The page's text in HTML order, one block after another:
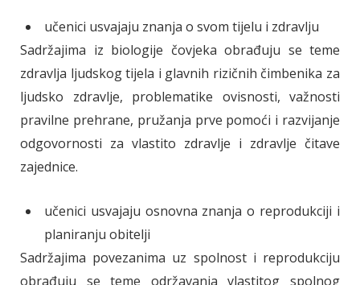
učenici usvajaju znanja o svom tijelu i zdravlju
Sadržajima iz biologije čovjeka obrađuju se teme
zdravlja ljudskog tijela i glavnih rizičnih čimbenika za
ljudsko zdravlje, problematike ovisnosti, važnosti
pravilne prehrane, pružanja prve pomoći i razvijanje
odgovornosti za vlastito zdravlje i zdravlje čitave
zajednice.
učenici usvajaju osnovna znanja o reprodukciji i
planiranju obitelji
Sadržajima povezanima uz spolnost i reprodukciju
obrađuju se teme održavanja vlastitog spolnog